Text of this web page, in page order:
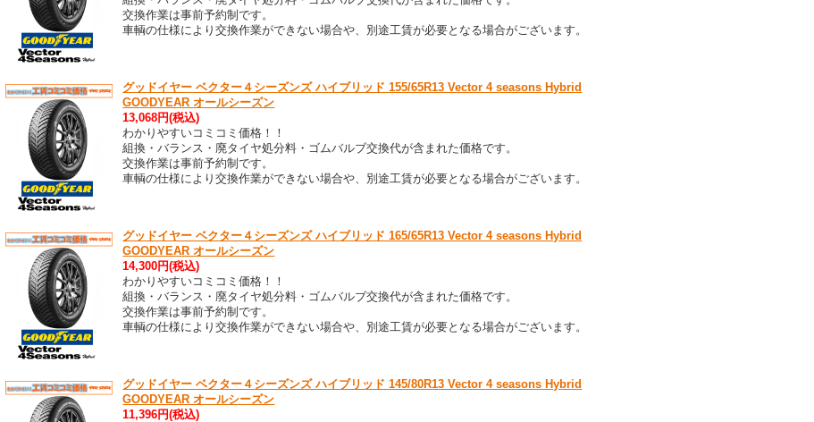
交換作業は事前予約制です。
車輌の仕様により交換作業ができない場合や、別途工賃が必要となる場合がございます。
グッドイヤー ベクター４シーズンズ ハイブリッド 155/65R13 Vector 4 seasons Hybrid
GOODYEAR オールシーズン
13,068円(税込)
わかりやすいコミコミ価格！！
組換・バランス・廃タイヤ処分料・ゴムバルブ交換代が含まれた価格です。
交換作業は事前予約制です。
車輌の仕様により交換作業ができない場合や、別途工賃が必要となる場合がございます。
グッドイヤー ベクター４シーズンズ ハイブリッド 165/65R13 Vector 4 seasons Hybrid
GOODYEAR オールシーズン
14,300円(税込)
わかりやすいコミコミ価格！！
組換・バランス・廃タイヤ処分料・ゴムバルブ交換代が含まれた価格です。
交換作業は事前予約制です。
車輌の仕様により交換作業ができない場合や、別途工賃が必要となる場合がございます。
グッドイヤー ベクター４シーズンズ ハイブリッド 145/80R13 Vector 4 seasons Hybrid
GOODYEAR オールシーズン
11,396円(税込)